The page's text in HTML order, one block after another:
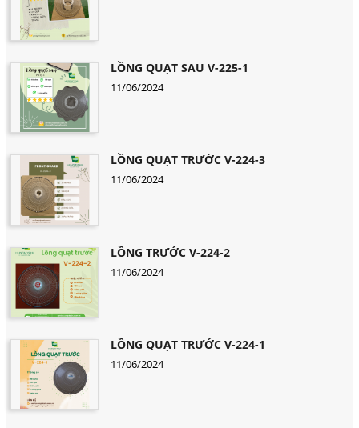
LỒNG QUẠT SAU V-225-1
11/06/2024
LỒNG QUẠT TRƯỚC V-224-3
11/06/2024
LỒNG TRƯỚC V-224-2
11/06/2024
LỒNG QUẠT TRƯỚC V-224-1
11/06/2024